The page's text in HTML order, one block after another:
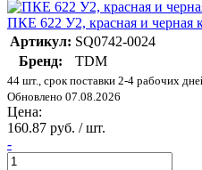
ПКЕ 622 У2, красная и черная
Артикул: SQ0742-0024
Бренд:
TDM
44 шт., срок поставки 2-4 рабочих
Обновлено 07.08.2026
Цена:
160.87 руб. / шт.
-